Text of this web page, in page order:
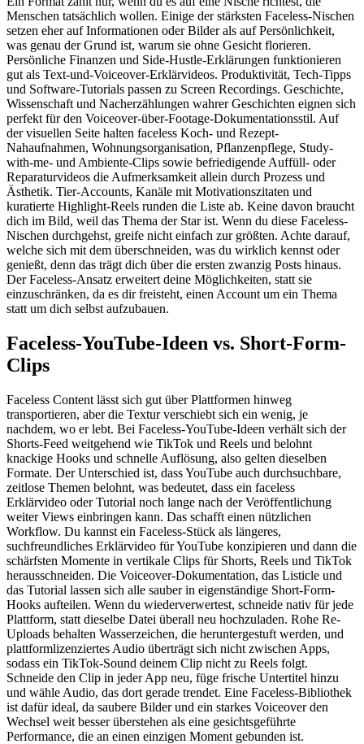
Menschen tatsächlich wollen. Einige der stärksten Faceless-Nischen
setzen eher auf Informationen oder Bilder als auf Persönlichkeit,
was genau der Grund ist, warum sie ohne Gesicht florieren.
Persönliche Finanzen und Side-Hustle-Erklärungen funktionieren
gut als Text-und-Voiceover-Erklärvideos. Produktivität, Tech-Tipps
und Software-Tutorials passen zu Screen Recordings. Geschichte,
Wissenschaft und Nacherzählungen wahrer Geschichten eignen sich
perfekt für den Voiceover-über-Footage-Dokumentationsstil. Auf
der visuellen Seite halten faceless Koch- und Rezept-
Nahaufnahmen, Wohnungsorganisation, Pflanzenpflege, Study-
with-me- und Ambiente-Clips sowie befriedigende Auffüll- oder
Reparaturvideos die Aufmerksamkeit allein durch Prozess und
Ästhetik. Tier-Accounts, Kanäle mit Motivationszitaten und
kuratierte Highlight-Reels runden die Liste ab. Keine davon braucht
dich im Bild, weil das Thema der Star ist. Wenn du diese Faceless-
Nischen durchgehst, greife nicht einfach zur größten. Achte darauf,
welche sich mit dem überschneiden, was du wirklich kennst oder
genießt, denn das trägt dich über die ersten zwanzig Posts hinaus.
Der Faceless-Ansatz erweitert deine Möglichkeiten, statt sie
einzuschränken, da es dir freisteht, einen Account um ein Thema
statt um dich selbst aufzubauen.
Faceless-YouTube-Ideen vs. Short-Form-
Clips
Faceless Content lässt sich gut über Plattformen hinweg
transportieren, aber die Textur verschiebt sich ein wenig, je
nachdem, wo er lebt. Bei Faceless-YouTube-Ideen verhält sich der
Shorts-Feed weitgehend wie TikTok und Reels und belohnt
knackige Hooks und schnelle Auflösung, also gelten dieselben
Formate. Der Unterschied ist, dass YouTube auch durchsuchbare,
zeitlose Themen belohnt, was bedeutet, dass ein faceless
Erklärvideo oder Tutorial noch lange nach der Veröffentlichung
weiter Views einbringen kann. Das schafft einen nützlichen
Workflow. Du kannst ein Faceless-Stück als längeres,
suchfreundliches Erklärvideo für YouTube konzipieren und dann die
schärfsten Momente in vertikale Clips für Shorts, Reels und TikTok
herausschneiden. Die Voiceover-Dokumentation, das Listicle und
das Tutorial lassen sich alle sauber in eigenständige Short-Form-
Hooks aufteilen. Wenn du wiederverwertest, schneide nativ für jede
Plattform, statt dieselbe Datei überall neu hochzuladen. Rohe Re-
Uploads behalten Wasserzeichen, die heruntergestuft werden, und
plattformlizenziertes Audio überträgt sich nicht zwischen Apps,
sodass ein TikTok-Sound deinem Clip nicht zu Reels folgt.
Schneide den Clip in jeder App neu, füge frische Untertitel hinzu
und wähle Audio, das dort gerade trendet. Eine Faceless-Bibliothek
ist dafür ideal, da saubere Bilder und ein starkes Voiceover den
Wechsel weit besser überstehen als eine gesichtsgeführte
Performance, die an einen einzigen Moment gebunden ist.